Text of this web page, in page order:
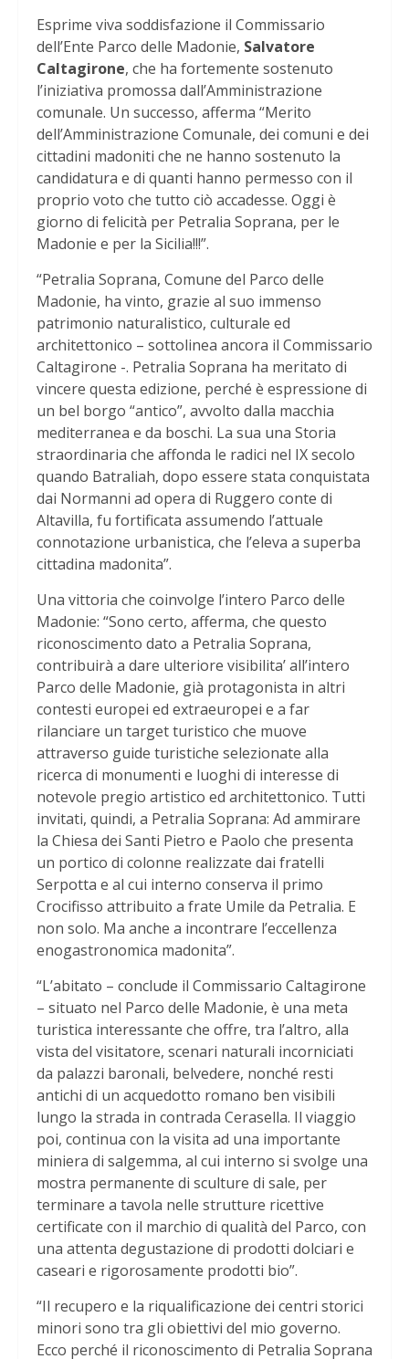
Esprime viva soddisfazione il Commissario
dell’Ente Parco delle Madonie, Salvatore
Caltagirone, che ha fortemente sostenuto
l’iniziativa promossa dall’Amministrazione
comunale. Un successo, afferma “Merito
dell’Amministrazione Comunale, dei comuni e dei
cittadini madoniti che ne hanno sostenuto la
candidatura e di quanti hanno permesso con il
proprio voto che tutto ciò accadesse. Oggi è
giorno di felicità per Petralia Soprana, per le
Madonie e per la Sicilia!!!”.
“Petralia Soprana, Comune del Parco delle
Madonie, ha vinto, grazie al suo immenso
patrimonio naturalistico, culturale ed
architettonico – sottolinea ancora il Commissario
Caltagirone -. Petralia Soprana ha meritato di
vincere questa edizione, perché è espressione di
un bel borgo “antico”, avvolto dalla macchia
mediterranea e da boschi. La sua una Storia
straordinaria che affonda le radici nel IX secolo
quando Batraliah, dopo essere stata conquistata
dai Normanni ad opera di Ruggero conte di
Altavilla, fu fortificata assumendo l’attuale
connotazione urbanistica, che l’eleva a superba
cittadina madonita”.
Una vittoria che coinvolge l’intero Parco delle
Madonie: “Sono certo, afferma, che questo
riconoscimento dato a Petralia Soprana,
contribuirà a dare ulteriore visibilita’ all’intero
Parco delle Madonie, già protagonista in altri
contesti europei ed extraeuropei e a far
rilanciare un target turistico che muove
attraverso guide turistiche selezionate alla
ricerca di monumenti e luoghi di interesse di
notevole pregio artistico ed architettonico. Tutti
invitati, quindi, a Petralia Soprana: Ad ammirare
la Chiesa dei Santi Pietro e Paolo che presenta
un portico di colonne realizzate dai fratelli
Serpotta e al cui interno conserva il primo
Crocifisso attribuito a frate Umile da Petralia. E
non solo. Ma anche a incontrare l’eccellenza
enogastronomica madonita”.
“L’abitato – conclude il Commissario Caltagirone
– situato nel Parco delle Madonie, è una meta
turistica interessante che offre, tra l’altro, alla
vista del visitatore, scenari naturali incorniciati
da palazzi baronali, belvedere, nonché resti
antichi di un acquedotto romano ben visibili
lungo la strada in contrada Cerasella. Il viaggio
poi, continua con la visita ad una importante
miniera di salgemma, al cui interno si svolge una
mostra permanente di sculture di sale, per
terminare a tavola nelle strutture ricettive
certificate con il marchio di qualità del Parco, con
una attenta degustazione di prodotti dolciari e
caseari e rigorosamente prodotti bio”.
“Il recupero e la riqualificazione dei centri storici
minori sono tra gli obiettivi del mio governo.
Ecco perché il riconoscimento di Petralia Soprana